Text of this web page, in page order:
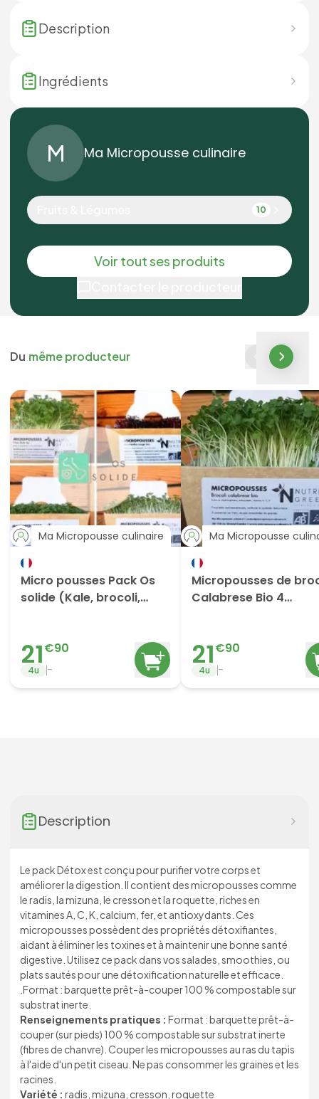
Description
Ingrédients
M Ma Micropousse culinaire
10
Voir tout ses produits
Du même producteur
Ma Micropousse culinaire
Micro pousses Pack Os
solide (Kale, brocoli,
21€90
4u -
Ma Micropousse
Micropousses de
Calabrese Bio 4
21€90
4u -
Description
Le pack Détox est conçu pour purifier votre corps et
améliorer la digestion. Il contient des micropousses comme
le radis, la mizuna, le cresson et la roquette, riches en
vitamines A, C, K, calcium, fer, et antioxydants. Ces
micropousses possèdent des propriétés détoxifiantes,
aidant à éliminer les toxines et à maintenir une bonne santé
digestive. Utilisez ce pack dans vos salades, smoothies, ou
plats sautés pour une détoxification naturelle et efficace.
.Format : barquette prêt-à-couper 100 % compostable sur
substrat inerte.
Renseignements pratiques : Format : barquette prêt-à-
couper (sur pieds) 100 % compostable sur substrat inerte
(fibres de chanvre). Couper les micropousses au ras du tapis
à l'aide d'un petit ciseau. Ne pas consommer les graines et les
racines.
Variété : radis, mizuna, cresson, roquette